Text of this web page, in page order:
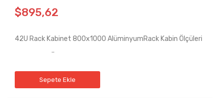
$895,62
42U Rack Kabinet 800x1000 AlüminyumRack Kabin Ölçüleri
..
Sepete Ekle